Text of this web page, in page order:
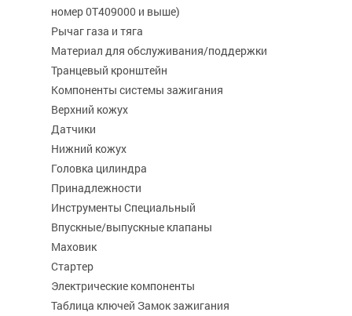
номер 0T409000 и выше)
Рычаг газа и тяга
Материал для обслуживания/поддержки
Транцевый кронштейн
Компоненты системы зажигания
Верхний кожух
Датчики
Нижний кожух
Головка цилиндра
Принадлежности
Инструменты Специальный
Впускные/выпускные клапаны
Маховик
Стартер
Электрические компоненты
Таблица ключей Замок зажигания